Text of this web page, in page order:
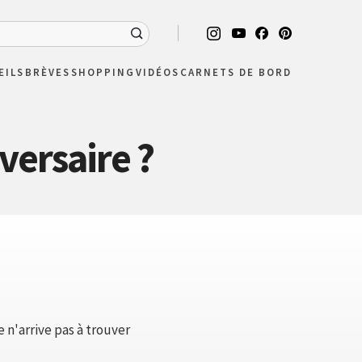
BRÈVESSHOPPING VIDÉOS CARNETS DE BORD
?
n'arrive pas à trouver